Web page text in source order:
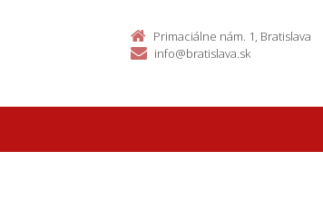
Primaciálne nám. 1, Bratislava
info@bratislava.sk